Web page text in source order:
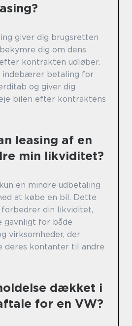
giver dig brugsretten
dig om dens
kontrakten udløber.
indebærer betaling for
og giver dig
bilen efter kontraktens
leasing af en
min likviditet?
en mindre udbetaling
at købe en bil. Dette
din likviditet,
for både
virksomheder, der
deres kontanter til andre
dækket i
for en VW?